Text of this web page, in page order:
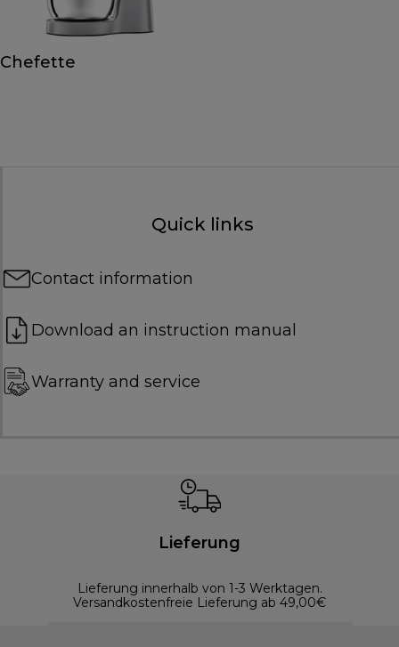
Chefette
Quick links
Contact information
Download an instruction manual
Warranty and service
Lieferung
Lieferung innerhalb von 1-3 Werktagen.
Versandkostenfreie Lieferung ab 49,00€